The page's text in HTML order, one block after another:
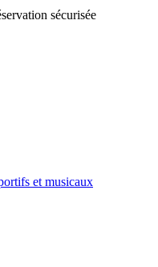
sécurisée
et musicaux